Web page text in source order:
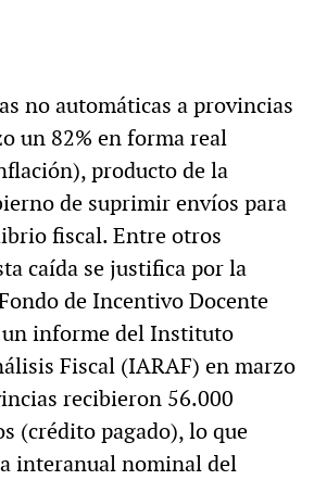
no automáticas a provincias
un 82% en forma real
producto de la
de suprimir envíos para
fiscal. Entre otros
caída se justifica por la
de Incentivo Docente
un informe del Instituto
Fiscal (IARAF) en marzo
recibieron 56.000
(crédito pagado), lo que
interanual nominal del